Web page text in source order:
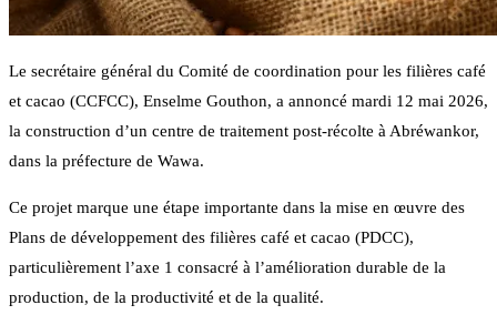
Le secrétaire général du Comité de coordination pour les filières café
et cacao (CCFCC), Enselme Gouthon, a annoncé mardi 12 mai 2026,
la construction d’un centre de traitement post-récolte à Abréwankor,
dans la préfecture de Wawa.
Ce projet marque une étape importante dans la mise en œuvre des
Plans de développement des filières café et cacao (PDCC),
particulièrement l’axe 1 consacré à l’amélioration durable de la
production, de la productivité et de la qualité.